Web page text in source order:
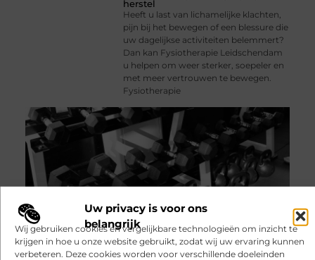
Uw privacy is voor ons
belangrijk
Wij gebruiken cookies en vergelijkbare technologieën om inzicht te
krijgen in hoe u onze website gebruikt, zodat wij uw ervaring kunnen
verbeteren. Deze cookies worden voor verschillende doeleinden
herstel
Heeft u last van lichamelijke klachten,
pijn bij het bewegen of een blessure die
uw dagelijkse activiteiten belemmert?
Dan kan Fysiotherapie Leidschendam
u helpen om weer sterker, soepeler en
met meer vertrouwen te bewegen.
Fysiotherapie